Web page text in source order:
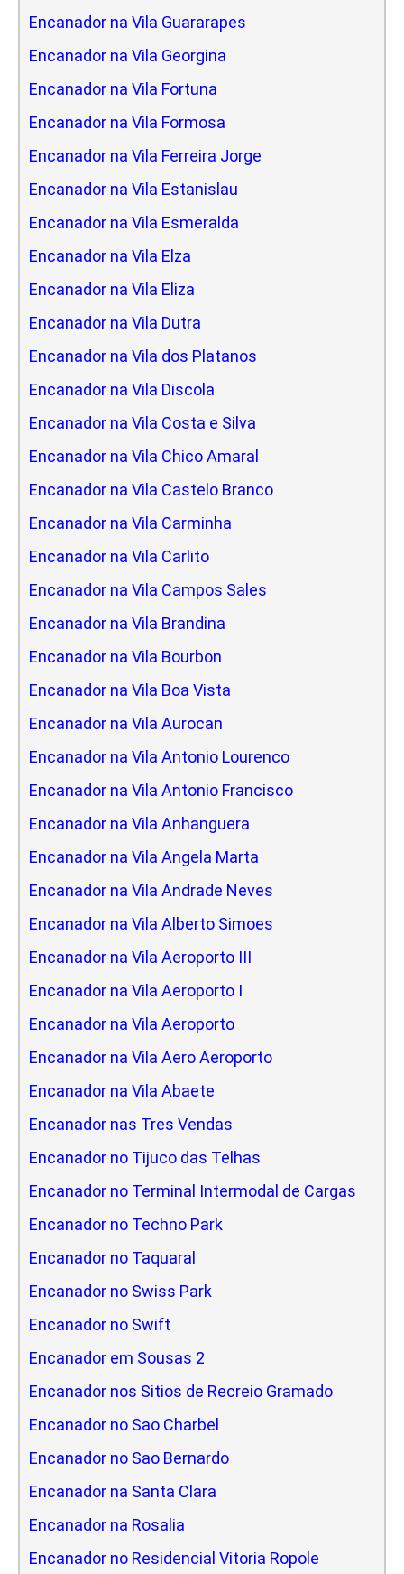
Encanador na Vila Guararapes
Encanador na Vila Georgina
Encanador na Vila Fortuna
Encanador na Vila Formosa
Encanador na Vila Ferreira Jorge
Encanador na Vila Estanislau
Encanador na Vila Esmeralda
Encanador na Vila Elza
Encanador na Vila Eliza
Encanador na Vila Dutra
Encanador na Vila dos Platanos
Encanador na Vila Discola
Encanador na Vila Costa e Silva
Encanador na Vila Chico Amaral
Encanador na Vila Castelo Branco
Encanador na Vila Carminha
Encanador na Vila Carlito
Encanador na Vila Campos Sales
Encanador na Vila Brandina
Encanador na Vila Bourbon
Encanador na Vila Boa Vista
Encanador na Vila Aurocan
Encanador na Vila Antonio Lourenco
Encanador na Vila Antonio Francisco
Encanador na Vila Anhanguera
Encanador na Vila Angela Marta
Encanador na Vila Andrade Neves
Encanador na Vila Alberto Simoes
Encanador na Vila Aeroporto III
Encanador na Vila Aeroporto I
Encanador na Vila Aeroporto
Encanador na Vila Aero Aeroporto
Encanador na Vila Abaete
Encanador nas Tres Vendas
Encanador no Tijuco das Telhas
Encanador no Terminal Intermodal de Cargas
Encanador no Techno Park
Encanador no Taquaral
Encanador no Swiss Park
Encanador no Swift
Encanador em Sousas 2
Encanador nos Sitios de Recreio Gramado
Encanador no Sao Charbel
Encanador no Sao Bernardo
Encanador na Santa Clara
Encanador na Rosalia
Encanador no Residencial Vitoria Ropole